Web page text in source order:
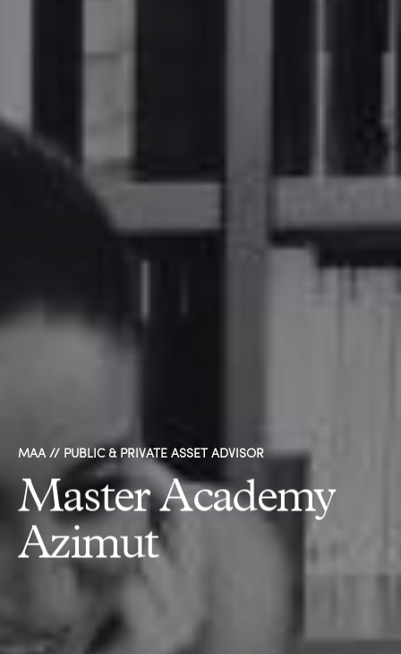
Master Academy
Azimut
MAA // PUBLIC & PRIVATE ASSET ADVISOR